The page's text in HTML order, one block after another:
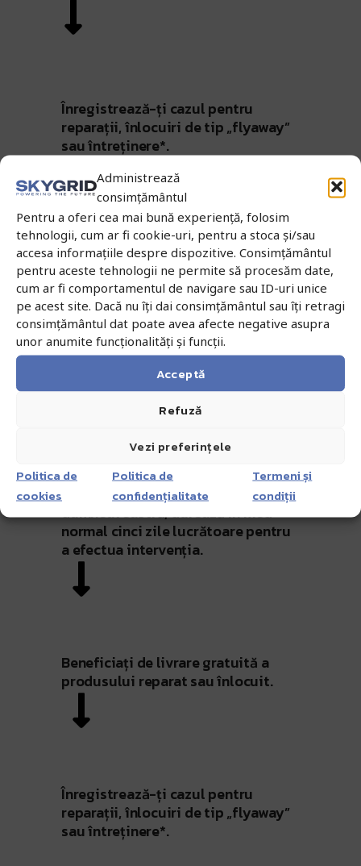
Administrează
consimțământul
Pentru a oferi cea mai bună experiență, folosim
tehnologii, cum ar fi cookie-uri, pentru a stoca și/sau
accesa informațiile despre dispozitive. Consimțământul
pentru aceste tehnologii ne permite să procesăm date,
cum ar fi comportamentul de navigare sau ID-uri unice
pe acest site. Dacă nu îți dai consimțământul sau îți retragi
consimțământul dat poate avea afecte negative asupra
unor anumite funcționalități și funcții.
Acceptă
Refuză
Vezi preferințele
Politica de
cookies
Politica de
confidențialitate
Termeni și
condiții
Înregistrează-ți cazul pentru
reparații, înlocuiri de tip „flyaway”
sau întreținere*.
Înregistrează-ți cazul pentru
reparații, înlocuiri de tip „flyaway”
sau întreținere*.
Trimiteți produsul înapoi (dacă
După ce DJI va primi produsul
dumneavoastră, durează în mod
normal cinci zile lucrătoare pentru
a efectua intervenția.
Beneficiați de livrare gratuită a
produsului reparat sau înlocuit.
Înregistrează-ți cazul pentru
reparații, înlocuiri de tip „flyaway”
sau întreținere*.